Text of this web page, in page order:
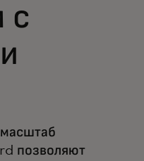
с
позволяют